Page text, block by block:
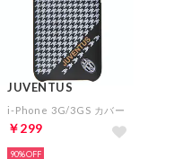
JUVENTUS
i-Phone 3G/3GS カバー
￥299
90%